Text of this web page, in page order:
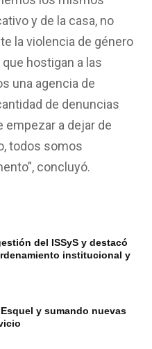
y de la casa, no
la violencia de género
hostigan a las
una agencia de
de denuncias
empezar a dejar de
todos somos
concluyó.
del ISSyS y destacó
institucional y
y sumando nuevas